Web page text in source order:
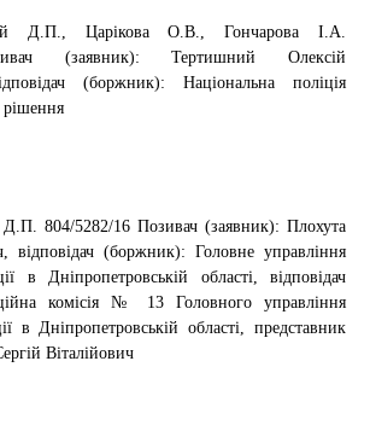
Д.П., Царікова О.В., Гончарова І.А.
(заявник): Тертишний Олексій
(боржник): Національна поліція
рішення
Д.П. 804/5282/16 Позивач (заявник): Плохута
відповідач (боржник): Головне управління
в Дніпропетровській області, відповідач
комісія № 13 Головного управління
в Дніпропетровській області, представник
Віталійович